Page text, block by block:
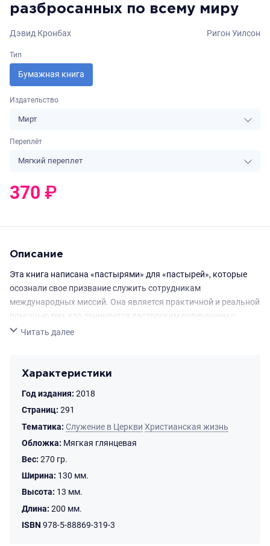
разбросанных по всему миру
Дэвид Кронбах Ригон Уилсон
Тип
Бумажная книга
Издательство
Мирт
Переплёт
Мягкий переплет
370 ₽
Описание
Эта книга написана «пастырями» для «пастырей», которые
осознали свое призвание служить сотрудникам
международных миссий. Она является практичной и реальной
помощью тем, кто занимается пасторским попечением о
миссионерах.
Свернуть
Читать далее
Характеристики
Год издания: 2018
Страниц: 291
Тематика: Служение в Церкви Христианская жизнь
Обложка: Мягкая глянцевая
Вес: 270 гр.
Ширина: 130 мм.
Высота: 13 мм.
Длина: 200 мм.
ISBN 978-5-88869-319-3